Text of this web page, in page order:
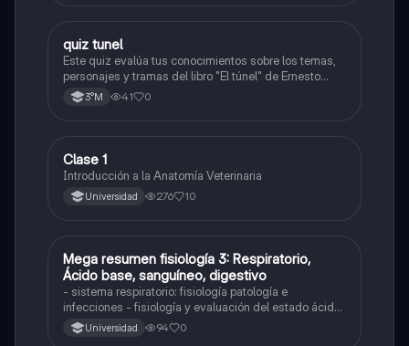
Otros
quiz tunel
Este quiz evalúa tus conocimientos sobre los temas,
personajes y tramas del libro "El túnel" de Ernesto
Sabato.
3°M 41 0
Otros
Clase 1
Introducción a la Anatomía Veterinaria
Universidad 276 10
Biología
Mega resumen fisiología 3: Respiratorio,
Ácido base, sanguíneo, digestivo
- sistema respiratorio: fisiología patología e
infecciones - fisiología y evaluación del estado ácido
base - sistema renal: fisiología y patología -
sanguíneo: lo más básico y anemia - fisiología
Universidad 94 0